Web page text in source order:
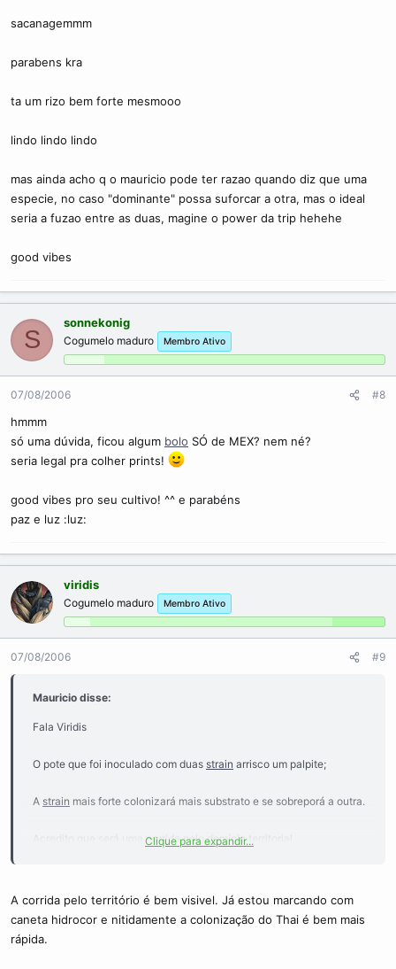
sacanagemmm
parabens kra
ta um rizo bem forte mesmooo
lindo lindo lindo
mas ainda acho q o mauricio pode ter razao quando diz que uma
especie, no caso "dominante" possa suforcar a otra, mas o ideal
seria a fuzao entre as duas, magine o power da trip hehehe
good vibes
S
sonnekonig
Cogumelo maduro Membro Ativo
07/08/2006 #8
hmmm
só uma dúvida, ficou algum bolo SÓ de MEX? nem né?
seria legal pra colher prints!
good vibes pro seu cultivo! ^^ e parabéns
paz e luz :luz:
viridis
Cogumelo maduro Membro Ativo
07/08/2006 #9
Mauricio disse:
Fala Viridis
O pote que foi inoculado com duas strain arrisco um palpite;
A strain mais forte colonizará mais substrato e se sobreporá a outra.
Acredito que será uma corrida pelo domínio territorial.
Marcar, com pincel hidrocor no pote, a fronteira de cada uma.
Clique para expandir...
A corrida pelo território é bem visivel. Já estou marcando com
caneta hidrocor e nitidamente a colonização do Thai é bem mais
rápida.